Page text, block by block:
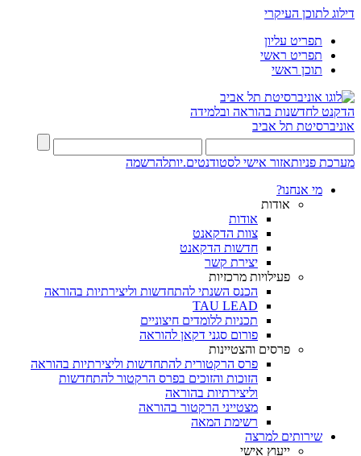
דילוג לתוכן העיקרי
תפריט עליון
תפריט ראשי
תוכן ראשי
הדקנט לחדשנות בהוראה ובלמידה
אוניברסיטת תל אביב
מערכת פניותאזור אישי לסטודנטים.יותלהרשמה
מי אנחנו?
אודות
אודות
צוות הדקאנט
חדשות הדקאנט
יצירת קשר
פעילויות מרכזיות
הכנס השנתי להתחדשות וליצירתיות בהוראה
TAU LEAD
תכניות ללומדים חיצוניים
פורום סגני דקאן להוראה
פרסים והצטיינות
פרס הרקטורית להתחדשות וליצירתיות בהוראה
הזוכות והזוכים בפרס הרקטור להתחדשות
וליצירתיות בהוראה
מצטייני הרקטור בהוראה
רשימת המאה
שירותים למרצה
ייעוץ אישי